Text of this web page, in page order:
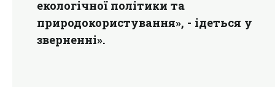
екологічної політики та
природокористування», - ідеться у
зверненні».